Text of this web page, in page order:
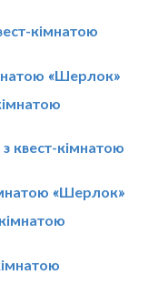
кімнатою
«Шерлок»
з квест-кімнатою
«Шерлок»